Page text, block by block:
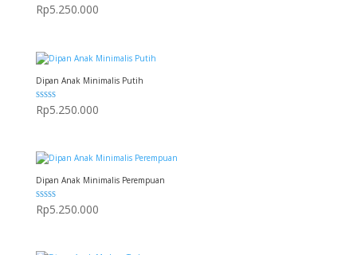
Dinilai
5.00
dari 5
Rp5.250.000
Dipan Anak Minimalis Putih
Dinilai
5.00
dari 5
Rp5.250.000
Dipan Anak Minimalis Perempuan
Dinilai
5.00
dari 5
Rp5.250.000